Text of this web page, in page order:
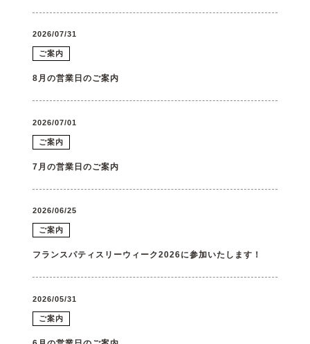
2026/07/31
ご案内
8月の営業日のご案内
2026/07/01
ご案内
7月の営業日のご案内
2026/06/25
ご案内
フランスパティスリーウィーク2026に参加いたします！
2026/05/31
ご案内